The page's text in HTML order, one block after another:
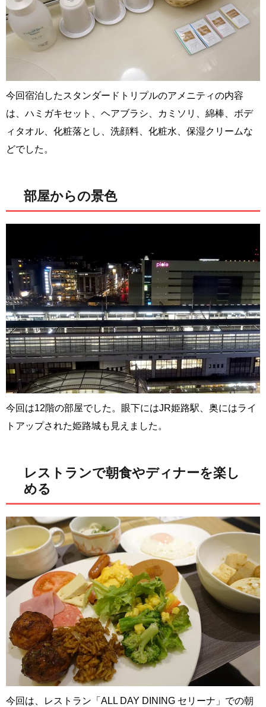
今回宿泊したスタンダードトリプルのアメニティの内容
は、ハミガキセット、ヘアブラシ、カミソリ、綿棒、ボデ
ィタオル、化粧落とし、洗顔料、化粧水、保湿クリームな
どでした。
部屋からの景色
今回は12階の部屋でした。眼下にはJR姫路駅、奥にはライ
トアップされた姫路城も見えました。
レストランで朝食やディナーを楽し
める
今回は、レストラン「ALL DAY DINING セリーナ」での朝